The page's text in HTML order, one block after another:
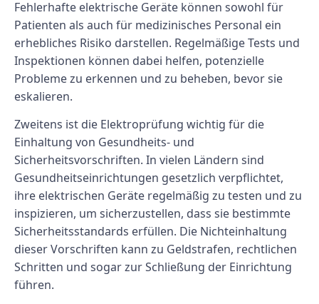
Fehlerhafte elektrische Geräte können sowohl für
Patienten als auch für medizinisches Personal ein
erhebliches Risiko darstellen. Regelmäßige Tests und
Inspektionen können dabei helfen, potenzielle
Probleme zu erkennen und zu beheben, bevor sie
eskalieren.
Zweitens ist die Elektroprüfung wichtig für die
Einhaltung von Gesundheits- und
Sicherheitsvorschriften. In vielen Ländern sind
Gesundheitseinrichtungen gesetzlich verpflichtet,
ihre elektrischen Geräte regelmäßig zu testen und zu
inspizieren, um sicherzustellen, dass sie bestimmte
Sicherheitsstandards erfüllen. Die Nichteinhaltung
dieser Vorschriften kann zu Geldstrafen, rechtlichen
Schritten und sogar zur Schließung der Einrichtung
führen.